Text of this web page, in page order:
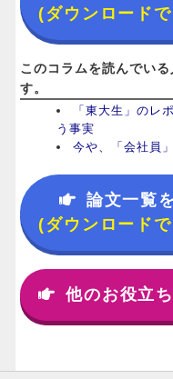
(ダウンロード
このコラムを読んでい
す。
「東大生」のレ
う事実
今や、「会社員
論文一覧
(ダウンロード
他のお役立